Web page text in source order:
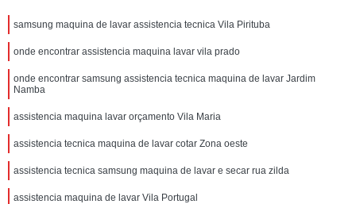
samsung maquina de lavar assistencia tecnica Vila Pirituba
onde encontrar assistencia maquina lavar vila prado
onde encontrar samsung assistencia tecnica maquina de lavar Jardim
Namba
assistencia maquina lavar orçamento Vila Maria
assistencia tecnica maquina de lavar cotar Zona oeste
assistencia tecnica samsung maquina de lavar e secar rua zilda
assistencia maquina de lavar Vila Portugal